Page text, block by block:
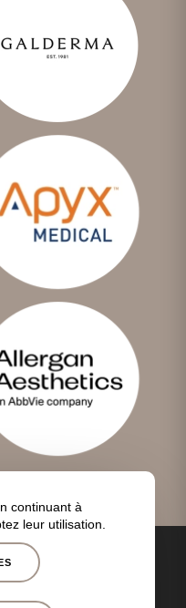
Politique de
confidentialité
continuant à
leur utilisation.